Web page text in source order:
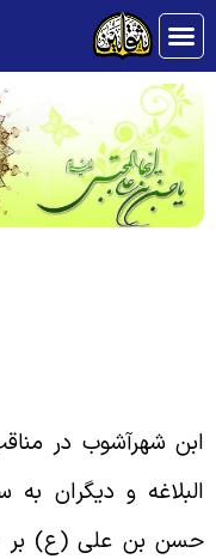
شهرآشوب در
و دیگران به